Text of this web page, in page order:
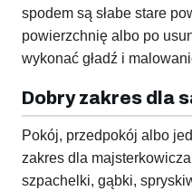
spodem są słabe stare
powierzchnię albo po
wykonać gładź i
Dobry zakres dla
Pokój, przedpokój albo
zakres dla
szpachelki, gąbki,